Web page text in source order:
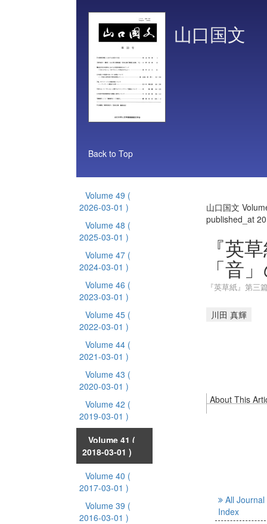
山口国文
Back to Top
Volume 49 (
2026-03-01 )
Volume 48 (
2025-03-01 )
Volume 47 (
2024-03-01 )
Volume 46 (
2023-03-01 )
Volume 45 (
2022-03-01 )
Volume 44 (
2021-03-01 )
Volume 43 (
2020-03-01 )
Volume 42 (
2019-03-01 )
Volume 41 (
2018-03-01 )
Volume 40 (
2017-03-01 )
Volume 39 (
2016-03-01 )
山口国文
published_at
『英
「音
『英草紙』第三
川田 真輝
About This
All Journal
Index